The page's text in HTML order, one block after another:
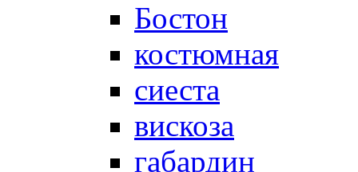
Бостон
костюмная
сиеста
вискоза
габардин